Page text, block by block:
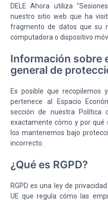
DELE Ahora utiliza
nuestro sitio web que ha
fragmento de datos que su
computadora o dispositivo
Información sobre
general de
Es posible que recopilemos
pertenece al Espacio
sección de nuestra Política
exactamente cómo y por qué
los mantenemos bajo
incorrecto.
¿Qué es RGPD?
RGPD es una ley de
UE que regula cómo las